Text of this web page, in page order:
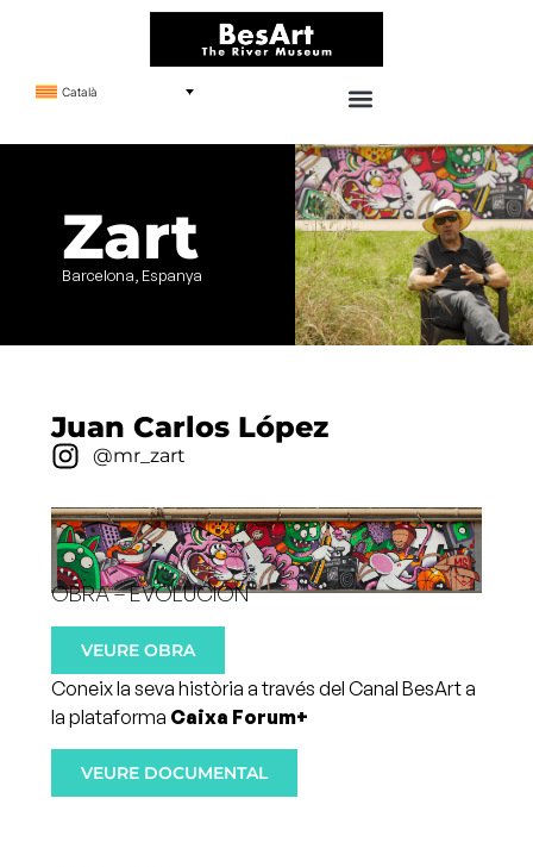
Català
Zart
Barcelona, Espanya
Juan Carlos López
@mr_zart
OBRA – EVOLUCIÓN
VEURE OBRA
Coneix la seva història a través del Canal BesArt a
la plataforma Caixa Forum+
VEURE DOCUMENTAL